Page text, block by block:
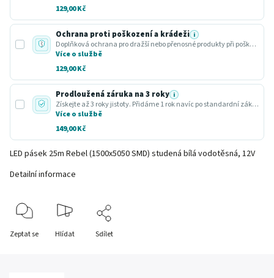
129,00 Kč
Ochrana proti poškození a krádeži i
Doplňková ochrana pro dražší nebo přenosné produkty při poškození nebo krádeži.
Více o službě
129,00 Kč
Prodloužená záruka na 3 roky i
Získejte až 3 roky jistoty. Přidáme 1 rok navíc po standardní zákonné lhůtě.
Více o službě
149,00 Kč
LED pásek 25m Rebel (1500x5050 SMD) studená bílá vodotěsná, 12V
Detailní informace
Zeptat se Hlídat Sdílet